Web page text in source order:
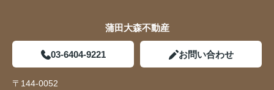
蒲田大森不動産
03-6404-9221 お問い合わせ
〒144-0052